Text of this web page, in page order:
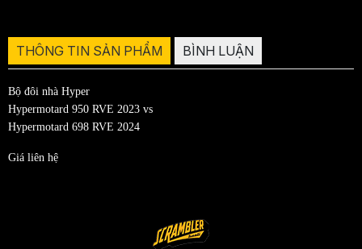
THÔNG TIN SẢN PHẨM BÌNH LUẬN
Bộ đôi nhà Hyper
Hypermotard 950 RVE 2023 vs
Hypermotard 698 RVE 2024
Giá liên hệ